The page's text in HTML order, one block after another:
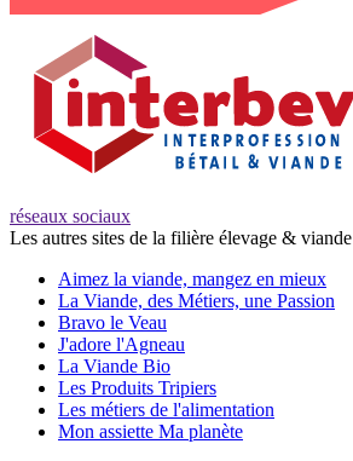
réseaux sociaux
Les autres sites de la filière élevage & viande
Aimez la viande, mangez en mieux
La Viande, des Métiers, une Passion
Bravo le Veau
J'adore l'Agneau
La Viande Bio
Les Produits Tripiers
Les métiers de l'alimentation
Mon assiette Ma planète